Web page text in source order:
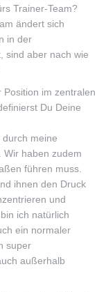
Trainer-Team?
ändert sich
in der
sind aber nach wie
im zentralen
Du Deine
meine
Wir haben zudem
führen muss.
ihnen den Druck
und
ich natürlich
ein normaler
super
außerhalb